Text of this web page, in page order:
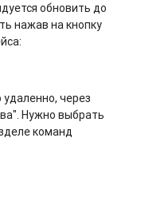
обновить до
нажав на кнопку
через
Нужно выбрать
команд